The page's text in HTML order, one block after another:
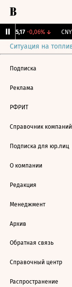
115,17 -0,06%↓
Ситуация на
Подписка
Реклама
РФРИТ
Справочник компаний
Подписка для юр.лиц
О компании
Редакция
Менеджмент
Архив
Обратная связь
Справочный центр
Распространение